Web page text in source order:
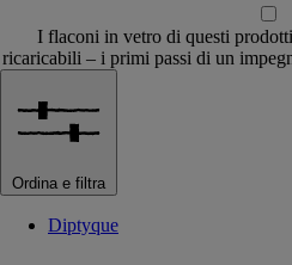
I flaconi in vetro di questi
ricaricabili – i primi passi di un
Ordina e filtra
Diptyque